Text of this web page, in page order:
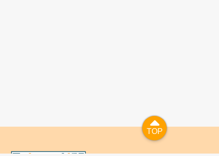
TOP
TOP